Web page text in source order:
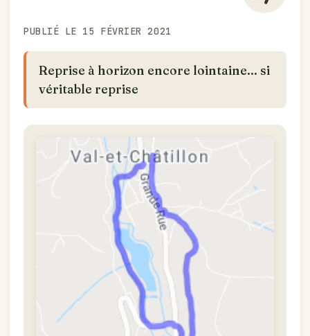
PUBLIÉ LE 15 FÉVRIER 2021
Reprise à horizon encore lointaine... si
véritable reprise